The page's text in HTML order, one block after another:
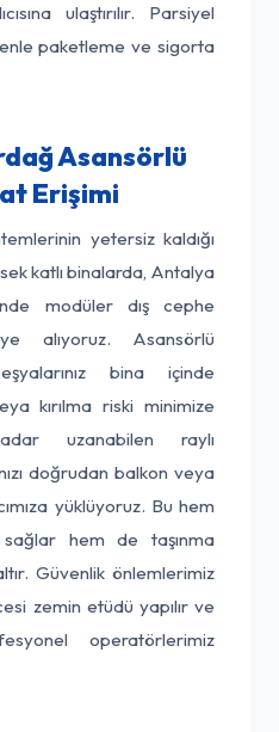
ulaştırılır. Parsiyel
paketleme ve sigorta
Asansörlü
Erişimi
yetersiz kaldığı
katlı binalarda, Antalya
modüler dış cephe
alıyoruz. Asansörlü
bina içinde
kırılma riski minimize
uzanabilen raylı
doğrudan balkon veya
yüklüyoruz. Bu hem
hem de taşınma
Güvenlik önlemlerimiz
zemin etüdü yapılır ve
operatörlerimiz